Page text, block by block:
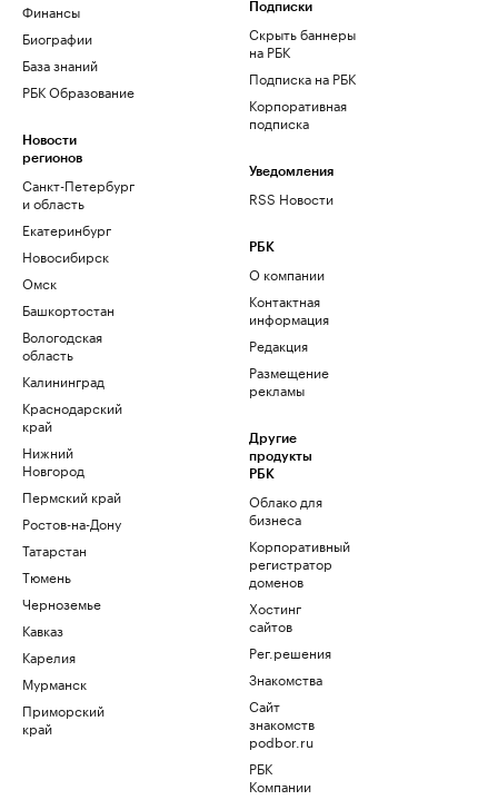
Финансы
Биографии
База знаний
РБК Образование
Новости
регионов
Санкт-Петербург
и область
Екатеринбург
Новосибирск
Омск
Башкортостан
Вологодская
область
Калининград
Краснодарский
край
Нижний
Новгород
Пермский край
Ростов-на-Дону
Татарстан
Тюмень
Черноземье
Кавказ
Карелия
Мурманск
Приморский
край
Подписки
Скрыть баннеры
на РБК
Подписка на РБК
Корпоративная
подписка
Уведомления
RSS Новости
РБК
О компании
Контактная
информация
Редакция
Размещение
рекламы
Другие
продукты
РБК
Облако для
бизнеса
Корпоративный
регистратор
доменов
Хостинг
сайтов
Рег.решения
Знакомства
Сайт
знакомств
podbor.ru
РБК
Компании